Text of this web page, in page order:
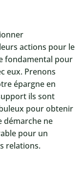
actions pour le
fondamental pour
eux. Prenons
épargne en
ils sont
pour obtenir
démarche ne
pour un
relations.